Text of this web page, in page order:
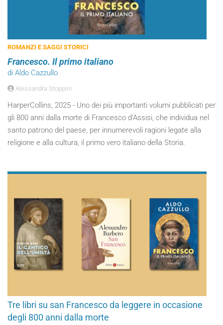
ROMANZI E SAGGI STORICI
Francesco. Il primo italiano
di Aldo Cazzullo
Alessandra Stoppini
HarperCollins, 2025 - Uno dei più importanti volumi pubblicati per
gli 800 anni dalla morte di Francesco d’Assisi, che individua nel
santo patrono del paese, per innumerevoli ragioni legate alla
religione e alla cultura, il primo vero italiano della Storia.
Tre libri su san Francesco da leggere in occasione
degli 800 anni dalla morte